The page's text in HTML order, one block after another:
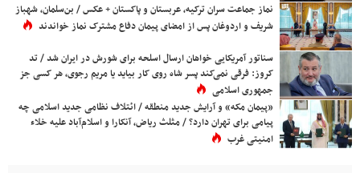
نماز جماعت سران ترکیه، عربستان و پاکستان + عکس / بن‌سلمان، شهباز
شریف و اردوغان پس از امضای پیمان دفاع مشترک نماز خواندند
سناتور آمریکایی خواهان ارسال اسلحه برای شورش در ایران شد / تد
کروز: فرقی نمی‌کند پسر شاه روی کار بیاید یا مریم رجوی، هر کسی جز
جمهوری اسلامی
«پیمان مکه» و آرایش جدید منطقه / ائتلاف نظامی جدید اسلامی چه
پیامی برای تهران دارد؟ / مثلث ریاض، آنکارا و اسلام‌آباد علیه خلاء
امنیتی غرب